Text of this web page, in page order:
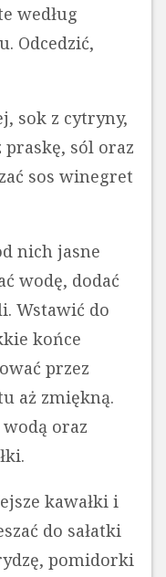
według
Odcedzić,
sok z cytryny,
praskę, sól oraz
sos winegret
nich jasne
wodę, dodać
Wstawić do
końce
przez
aż zmiękną.
oraz
kawałki i
do sałatki
pomidorki